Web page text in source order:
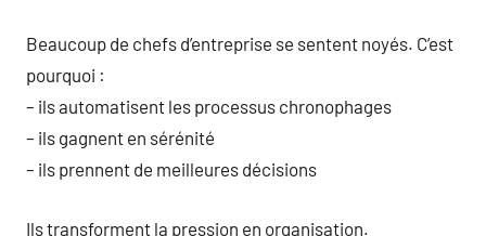
Beaucoup de chefs d’entreprise se sentent noyés. C’est
pourquoi :
– ils automatisent les processus chronophages
– ils gagnent en sérénité
– ils prennent de meilleures décisions
Ils transforment la pression en organisation.